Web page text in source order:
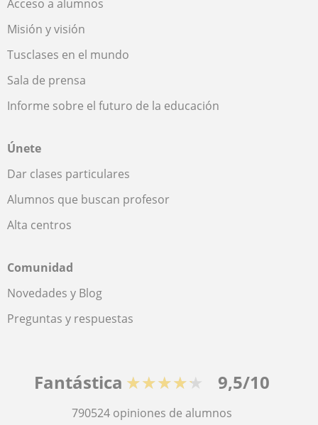
Acceso a alumnos
Misión y visión
Tusclases en el mundo
Sala de prensa
Informe sobre el futuro de la educación
Únete
Dar clases particulares
Alumnos que buscan profesor
Alta centros
Comunidad
Novedades y Blog
Preguntas y respuestas
Fantástica ★★★★★ 9,5/10
790524 opiniones de alumnos